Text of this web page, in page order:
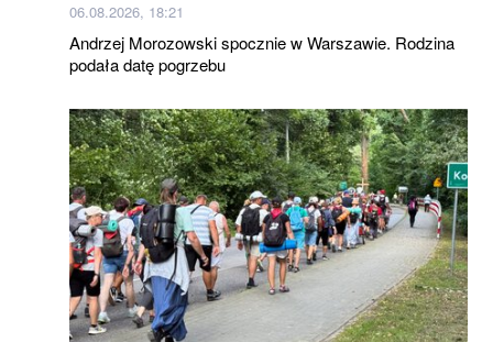
06.08.2026, 18:21
Andrzej Morozowski spocznie w Warszawie. Rodzina
podała datę pogrzebu